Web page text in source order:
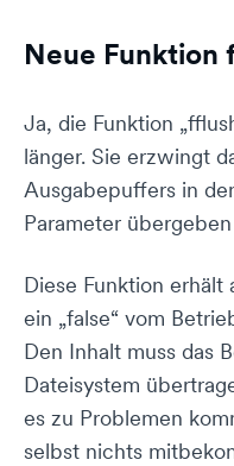
Neue Funktion
Ja, die Funktion
länger. Sie erzwingt
Ausgabepuffers in
Parameter
Diese Funktion erhält
ein „false“ vom
Den Inhalt muss das
Dateisystem
es zu Problemen
selbst nichts